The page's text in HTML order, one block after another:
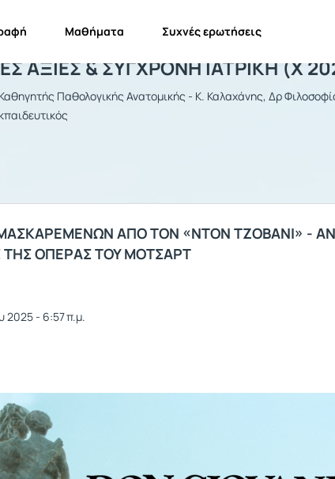
Μαθήματα Συχνές ερωτήσεις
ΑΞΙΕΣ & ΣΥΓΧΡΟΝΗ
ΑΞΙΕΣ & ΣΥΓΧΡΟΝΗ ΙΑΤΡΙΚΗ (Χ
Παθολογικής Ανατομικής - Κ. Καλαχάνης, Δρ
ΑΠΟ ΤΟΝ «ΝΤΟΝ ΤΖΟΒΑΝΙ» -
TΗΣ ΟΠΕΡΑΣ ΤΟΥ ΜΟΤΣΑΡΤ
2025 - 6:57 π.μ.